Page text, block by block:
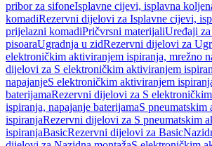
pribor za sifoneIsplavne cijevi, isplavna
komadiRezervni dijelovi za Isplavne cijevi,
prijelazni komadiPričvrsni materijaliUređaji
pisoaraUgradnja u zidRezervni dijelovi za
elektroničkim aktiviranjem ispiranja, mrežno
dijelovi za S elektroničkim aktiviranjem
napajanjeS elektroničkim aktiviranjem
baterijamaRezervni dijelovi za S
ispiranja, napajanje baterijamaS pneumatskim
ispiranjaRezervni dijelovi za S pneumatskim
ispiranjaBasicRezervni dijelovi za Basic